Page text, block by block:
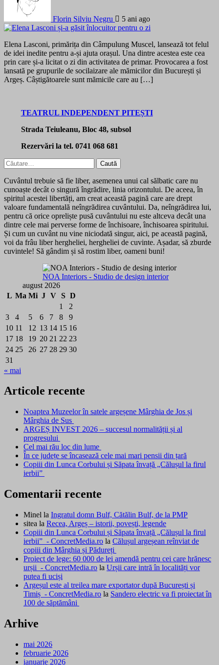
Florin Silviu Negru 5 ani ago
Elena Lasconi, primărița din Câmpulung Muscel, lansează tot felul
de idei inedite pentru a-și ajuta orașul. Una dintre acestea este cea
prin care și-a licitat o zi din activitatea de primar. Provocarea a fost
lansată pe grupurile de socilaizare ale mămicilor din București și
Argeș. Câștigătoarele sunt mămicile care au […]
TEATRUL INDEPENDENT PITEȘTI
Strada Teiuleanu, Bloc 48, subsol
Rezervări la tel. 0741 068 681
Caută
după:
Cuvântul trebuie să fie liber, asemenea unui cal sălbatic care nu
cunoaște decât o singură îngrădire, linia orizontului. De aceea, în
spiritul acestei libertăți, am creat această pagină care are drept
valoare fundamentală neîngrădirea cuvântului. Da, neîngrădirea lui,
pentru că orice opreliște pusă cuvântului nu este altceva decât una
dintre cele mai perverse forme de închisoare, închisoarea spiritului.
Și cum un cuvânt nu vine niciodată singur, aici, pe această pagină,
voi da frâu liber hergheliei, hergheliei de cuvinte. Așadar, să zburde
cuvintele! Să gândim și să rostim liber, oameni buni!
NOA Interiors - Studio de design interior
august 2026
L Ma Mi J V S D
1
2
3
4 5 6 7 8
9
10 11 12 13 14 15 16
17 18 19 20 21 22 23
24 25 26 27 28 29 30
31
« mai
Articole recente
Noaptea Muzeelor în satele argeșene Mârghia de Jos și
Mârghia de Sus
ARGEȘ INVEST 2026 – succesul normalității și al
progresului
Cel mai rău loc din lume
În ce județe se încasează cele mai mari pensii din țară
Copiii din Lunca Corbului și Săpata învață „Călușul la firul
ierbii”
Comentarii recente
Minel la Ingratul domn Bulf, Cătălin Bulf, de la PMP
sitea la Recea, Argeș – istorii, povești, legende
Copiii din Lunca Corbului și Săpata învață „Călușul la firul
ierbii” - ConcretMedia.ro la Călușul argeșean reînviat de
copiii din Mârghia și Pădureți
Proiect de lege: 60 000 de lei amendă pentru cei care hrănesc
urșii - ConcretMedia.ro la Urșii care intră în localități vor
putea fi uciși
Argeșul este al treilea mare exportator după București și
Timiș - ConcretMedia.ro la Sandero electric va fi proiectat în
100 de săptămâni
Arhive
mai 2026
februarie 2026
ianuarie 2026